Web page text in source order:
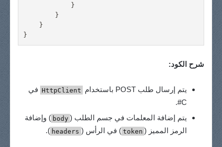
            }
        }
    }
شرح الكود:
يتم إرسال طلب POST باستخدام HttpClient في
C#.
يتم إضافة المعلمات في جسم الطلب ( body ) وإضافة
الرمز المميز ( token ) في الرأس ( headers
).